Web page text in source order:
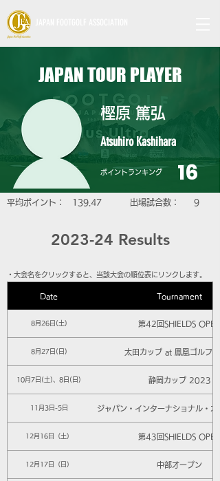
JAPAN TOUR PLAYER
樫原 篤弘
Atsuhiro Kashihara
​ポイントランキング 16
​平均ポイント： 139.47 ​出場試合数： 9
2023-24 Results
​・大会名をクリックすると、当該大会の順位表にリンクします。
Date Tournament
8月26日(土) 第42回SHIELDS OPEN
8月27日(日) 太田カップ at 鳳凰ゴルフ倶
10月7日(土)、8日(日) 静岡カップ 2023
11月3日-5日 ジャパン・インターナショナル・
12月16日（土） 第43回SHIELDS OPEN
12月17日（日） 中部オープン